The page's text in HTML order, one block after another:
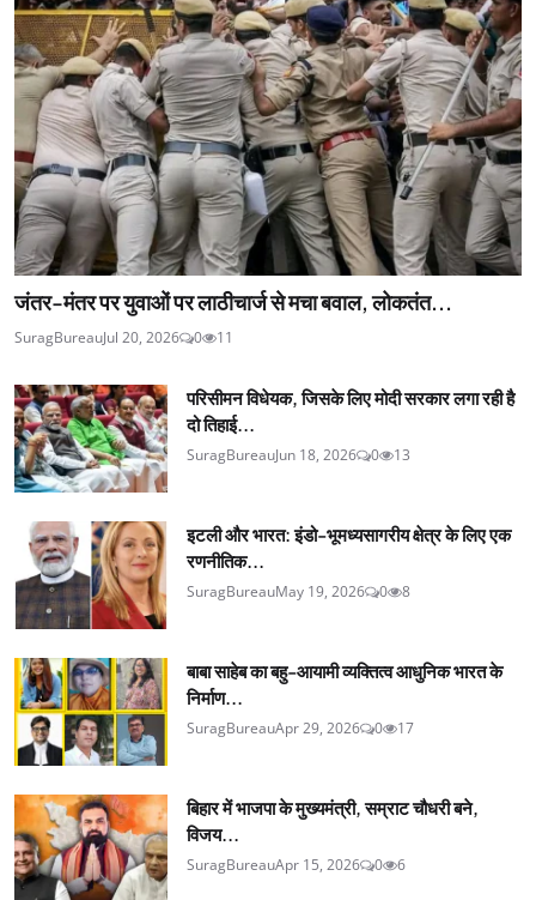
जंतर-मंतर पर युवाओं पर लाठीचार्ज से मचा बवाल, लोकतंत...
SuragBureauJul 20, 2026 0 11
परिसीमन विधेयक, जिसके लिए मोदी सरकार लगा रही है
दो तिहाई...
SuragBureauJun 18, 2026 0 13
इटली और भारत: इंडो-भूमध्यसागरीय क्षेत्र के लिए एक
रणनीतिक...
SuragBureauMay 19, 2026 0 8
बाबा साहेब का बहु-आयामी व्यक्तित्व आधुनिक भारत के
निर्माण...
SuragBureauApr 29, 2026 0 17
बिहार में भाजपा के मुख्यमंत्री, सम्राट चौधरी बने,
विजय...
SuragBureauApr 15, 2026 0 6